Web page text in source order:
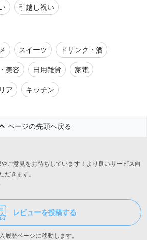
引越し祝い
スイーツ
ドリンク・酒
美容 日用雑貨
家電
ア キッチン
ページの先頭へ戻る
ご意見をお待ちしています！より良いサービス向
だきます。
レビューを投稿する
履歴ページに移動します。